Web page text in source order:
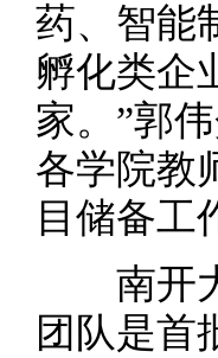
药、智能
孵化类企
家。”郭
各学院教
目储备工
南开大
团队是首